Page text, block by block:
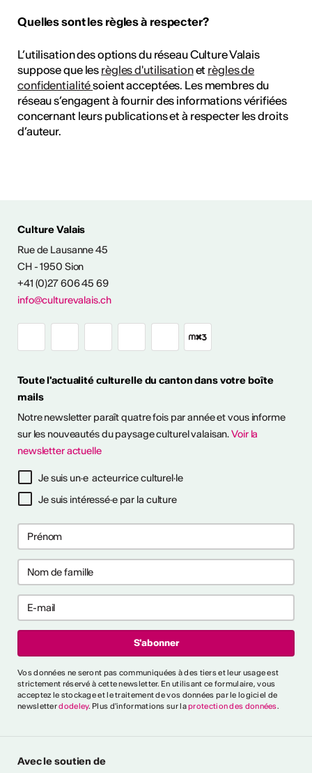
& CONTACT
2024/2025
Quelles sont les règles à respecter?
L’utilisation des options du réseau Culture Valais
suppose que les règles d'utilisationet règles de
confidentialitésoient acceptées. Les membres du
réseau s’engagent à fournir des informations vérifiées
concernant leurs publications et à respecter les droits
d’auteur.
Culture Valais
Rue de Lausanne 45
CH - 1950 Sion
+41 (0)27 606 45 69
info@culturevalais.ch
Toute l'actualité culturelle du canton dans votre boîte
mails
Notre newsletter paraît quatre fois par année et vous informe
sur les nouveautés du paysage culturel valaisan.Voir la
newsletter actuelle
Je suis un·e acteur·rice culturel·le
Je suis intéressé·e par la culture
Vos données ne seront pas communiquées à des tiers et leur usage est
strictement réservé à cette newsletter. En utilisant ce formulaire, vous
acceptez le stockage et le traitement de vos données par le logiciel de
newsletterdodeley. Plus d'informations sur laprotection des données.
Avec le soutien de